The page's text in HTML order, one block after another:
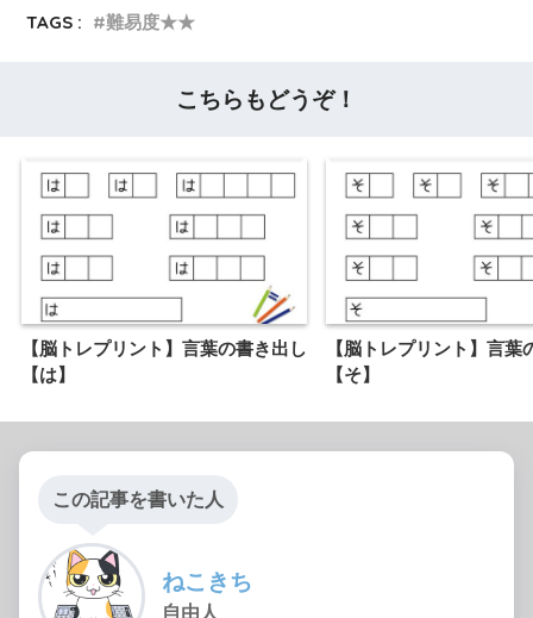
TAGS :
難易度★★
こちらもどうぞ！
【脳トレプリント】言葉の書き出し
【は】
【脳トレプリント】言葉
【そ】
この記事を書いた人
ねこきち
自由人